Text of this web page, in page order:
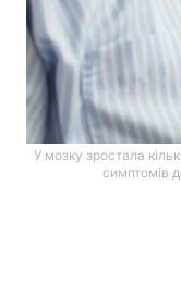
У мозку зростала
симптомів